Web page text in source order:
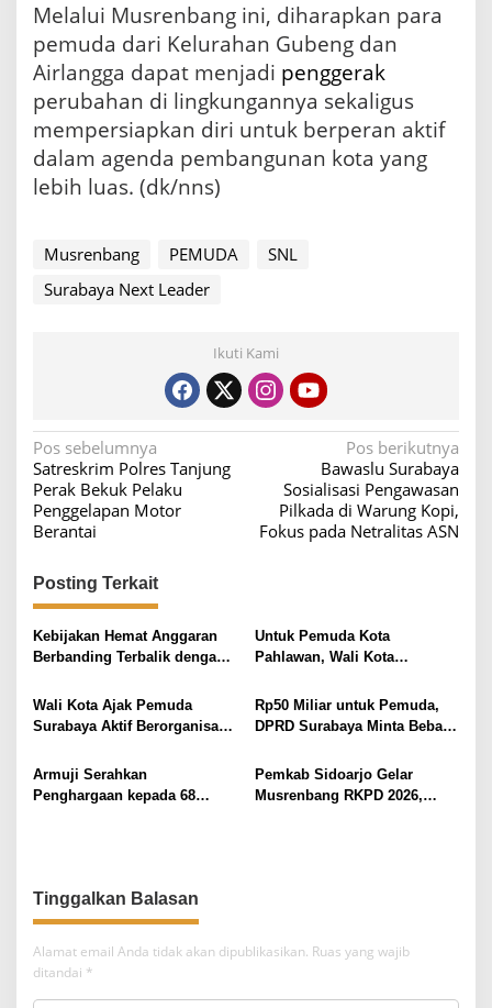
Melalui Musrenbang ini, diharapkan para
pemuda dari Kelurahan Gubeng dan
Airlangga dapat menjadi penggerak
perubahan di lingkungannya sekaligus
mempersiapkan diri untuk berperan aktif
dalam agenda pembangunan kota yang
lebih luas. (dk/nns)
Musrenbang PEMUDA
SNL
Surabaya Next Leader
Ikuti Kami
N
a
v
i
g
a
s
i
o
Pos sebelumnya
Satreskrim Polres Tanjung
Perak Bekuk Pelaku
Penggelapan Motor
Berantai
Pos berikutnya
Bawaslu Surabaya
Sosialisasi Pengawasan
Pilkada di Warung Kopi,
Fokus pada Netralitas ASN
Posting Terkait
Kebijakan Hemat Anggaran
Berbanding Terbalik dengan
Untuk Pemuda Kota
Pahlawan, Wali Kota
Tak Terpercah Bela
Wali Kota Ajak Pemuda
Surabaya Aktif Berorganisasi
Rp50 Miliar untuk Pemuda,
DPRD Surabaya Minta Bebas
Armuji Serahkan
Penghargaan kepada 68
Pemkab Sidoarjo Gelar
Musrenbang RKPD 2026,
Tinggalkan Balasan
Alamat email Anda tidak akan dipublikasikan. Ruas yang wajib
ditandai *